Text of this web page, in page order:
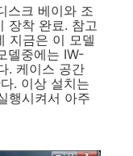
스크 베이와 조
장착 완료. 참고
지금은 이 모델
델중에는 IW-
. 케이스 공간
. 이상 설치는
행시켜서 아주